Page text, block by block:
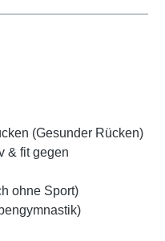
(Gesunder Rücken)
& fit gegen
ohne Sport)